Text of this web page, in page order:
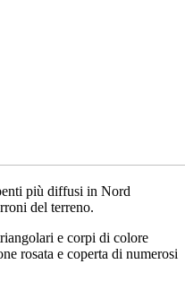
più diffusi in Nord
del terreno.
e corpi di colore
rosata e coperta di numerosi